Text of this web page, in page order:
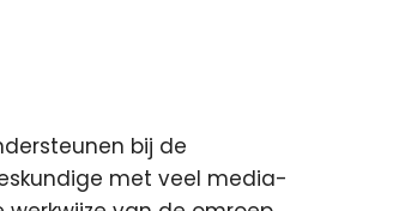
bij de
met veel media-